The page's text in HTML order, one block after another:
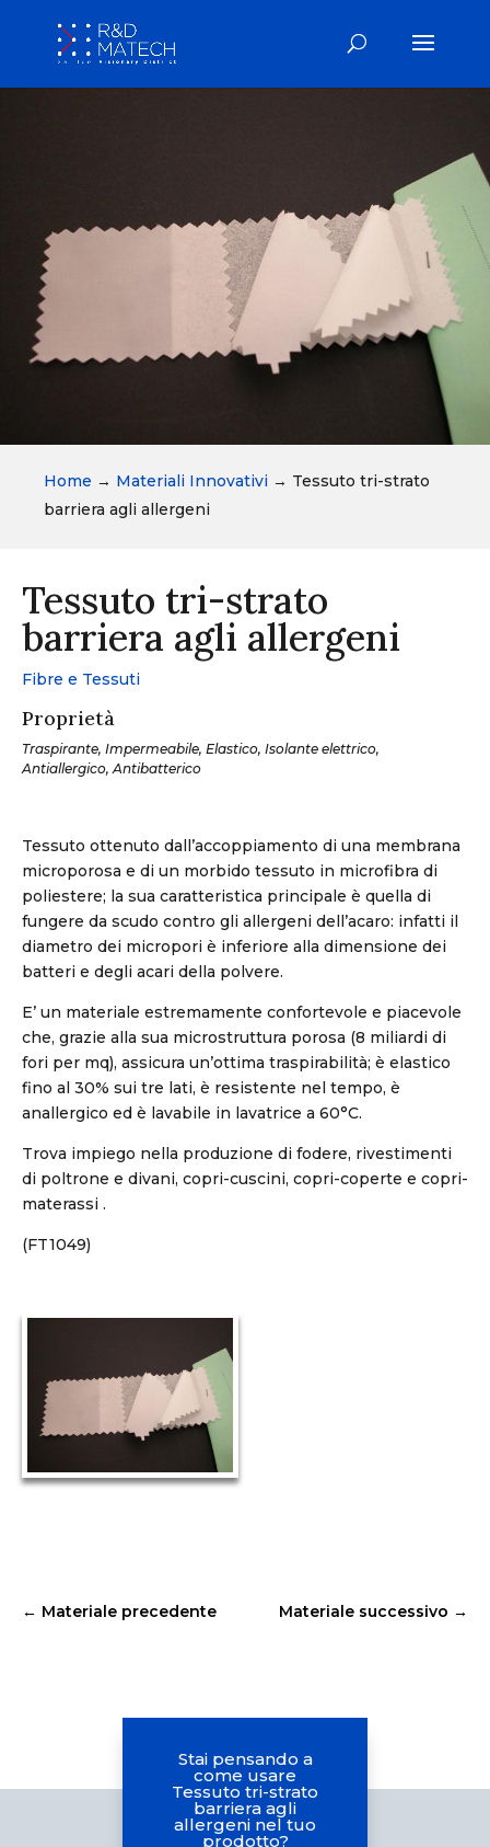
Home → Materiali Innovativi → Tessuto tri-strato
barriera agli allergeni
Tessuto tri-strato
barriera agli allergeni
Fibre e Tessuti
Proprietà
Traspirante, Impermeabile, Elastico, Isolante elettrico,
Antiallergico, Antibatterico
Tessuto ottenuto dall’accoppiamento di una membrana
microporosa e di un morbido tessuto in microfibra di
poliestere; la sua caratteristica principale è quella di
fungere da scudo contro gli allergeni dell’acaro: infatti il
diametro dei micropori è inferiore alla dimensione dei
batteri e degli acari della polvere.
E’ un materiale estremamente confortevole e piacevole
che, grazie alla sua microstruttura porosa (8 miliardi di
fori per mq), assicura un’ottima traspirabilità; è elastico
fino al 30% sui tre lati, è resistente nel tempo, è
anallergico ed è lavabile in lavatrice a 60°C.
Trova impiego nella produzione di fodere, rivestimenti
di poltrone e divani, copri-cuscini, copri-coperte e copri-
materassi .
(FT1049)
← Materiale precedente Materiale successivo →
Stai pensando a
come usare
Tessuto tri-strato
barriera agli
allergeni nel tuo
prodotto?